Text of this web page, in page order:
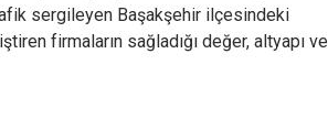
sergileyen Başakşehir ilçesindeki
firmaların sağladığı değer, altyapı ve